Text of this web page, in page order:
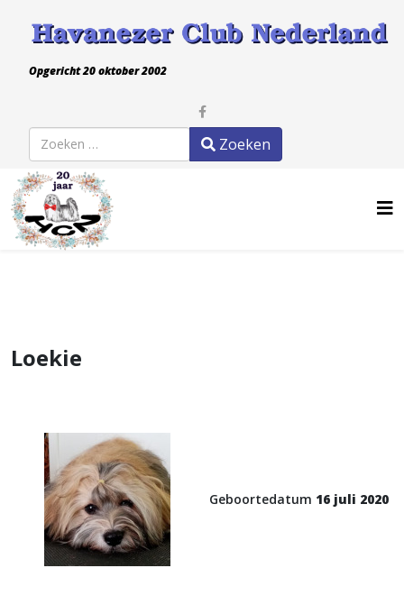
Opgericht 20 oktober 2002
Zoeken Zoeken
Loekie
Geboortedatum 16 juli 2020